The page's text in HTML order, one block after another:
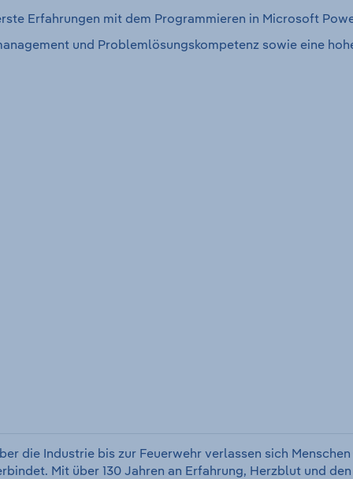
Erfahrungen mit dem Programmieren in Microsoft
und Problemlösungskompetenz sowie eine
die Industrie bis zur Feuerwehr verlassen sich
Mit über 130 Jahren an Erfahrung, Herzblut und